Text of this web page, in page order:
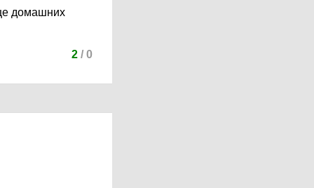
домашних
2/ 0